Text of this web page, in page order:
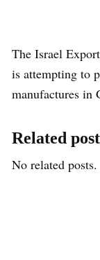
The Israel
is attempting to
manufactures in
Related
No related posts.